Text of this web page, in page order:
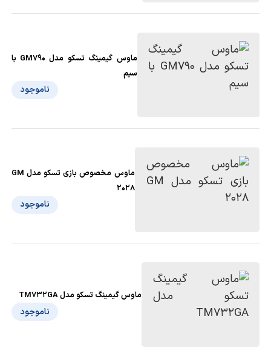
ماوس گیمینگ تسکو مدل GM790 با
سیم
ناموجود
ماوس مخصوص بازی تسکو مدل GM
2028
ناموجود
ماوس گیمینگ تسکو مدل TM732GA
ناموجود